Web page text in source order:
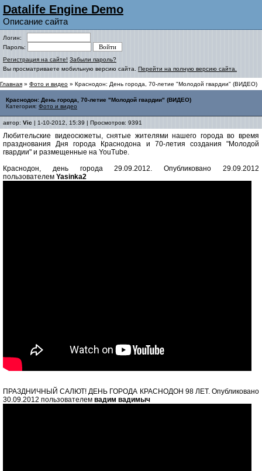
Datalife Engine Demo
Описание сайта
Логин:
Пароль:
Регистрация на сайте! Забыли пароль?
Вы просматриваете мобильную версию сайта. Перейти на полную версию сайта.
Главная » Фото и видео » Краснодон: День города, 70-летие "Молодой гвардии" (ВИДЕО)
Краснодон: День города, 70-летие "Молодой гвардии" (ВИДЕО)
Категория: Фото и видео
автор: Vic | 1-10-2012, 15:39 | Просмотров: 9391
Любительские видеосюжеты, снятые жителями нашего города во время
празднования Дня города Краснодона и 70-летия создания "Молодой
гвардии" и размещенные на YouTube.
Краснодон, день города 29.09.2012. Опубликовано 29.09.2012
пользователем Yasinka2
ПРАЗДНИЧНЫЙ САЛЮТ! ДЕНЬ ГОРОДА КРАСНОДОН 98 ЛЕТ. Опубликовано
30.09.2012 пользователем вадим вадимыч